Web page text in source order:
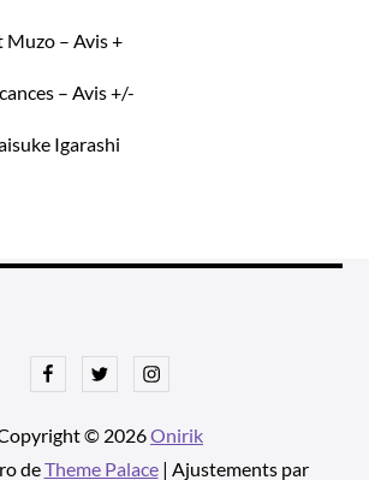
Muzo – Avis +
– Avis +/-
Igarashi
FacebookTwitterInstagram
© 2026Onirik
deTheme Palace| Ajustements par